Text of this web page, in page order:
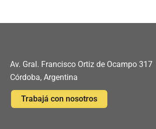
Av. Gral. Francisco Ortiz de Ocampo 317
Córdoba, Argentina
Trabajá con nosotros